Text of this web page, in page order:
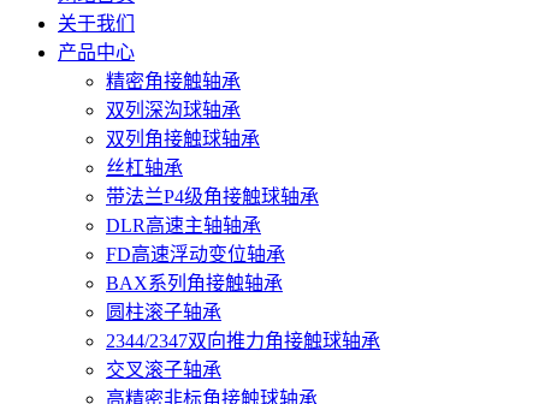
关于我们
产品中心
精密角接触轴承
双列深沟球轴承
双列角接触球轴承
丝杠轴承
带法兰P4级角接触球轴承
DLR高速主轴轴承
FD高速浮动变位轴承
BAX系列角接触轴承
圆柱滚子轴承
2344/2347双向推力角接触球轴承
交叉滚子轴承
高精密非标角接触球轴承